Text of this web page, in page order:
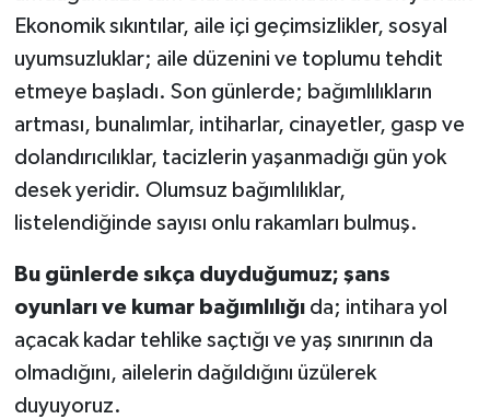
Ekonomik sıkıntılar, aile içi geçimsizlikler, sosyal
uyumsuzluklar; aile düzenini ve toplumu tehdit
etmeye başladı. Son günlerde; bağımlılıkların
artması, bunalımlar, intiharlar, cinayetler, gasp ve
dolandırıcılıklar, tacizlerin yaşanmadığı gün yok
desek yeridir. Olumsuz bağımlılıklar,
listelendiğinde sayısı onlu rakamları bulmuş.
Bu günlerde sıkça duyduğumuz; şans
oyunları ve kumar bağımlılığıda; intihara yol
açacak kadar tehlike saçtığı ve yaş sınırının da
olmadığını, ailelerin dağıldığını üzülerek
duyuyoruz.